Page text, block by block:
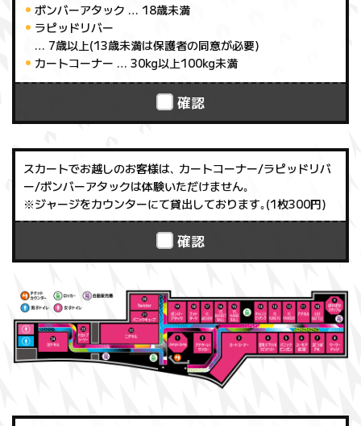
ボンバーアタック … 18歳未満
ラピッドリバー
… 7歳以上(13歳未満は保護者の同意が必要)
カートコーナー … 30kg以上100kg未満
確認
スカートでお越しのお客様は､ カートコーナー/ラピッドリバ
ー/ボンバーアタックは体験いただけません｡
※ジャージをカウンターにて貸出しております｡(1枚300円)
確認